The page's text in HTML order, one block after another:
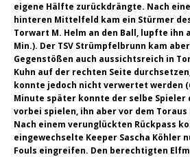
eigene Hälfte zurückdrängte. Nach
hinteren Mittelfeld kam ein Stürmer
Torwart M. Helm an den Ball, lupfte ihn
Min.). Der TSV Strümpfelbrunn kam
Gegenstößen auch aussichtsreich in
Kuhn auf der rechten Seite
konnte jedoch nicht verwertet werden
Minute später konnte der selbe Spieler
vorbei spielen, ihn aber vor dem
Nach einem verunglückten Rückpass
eingewechselte Keeper Sascha Köhler
Fouls eingreifen. Den berechtigten